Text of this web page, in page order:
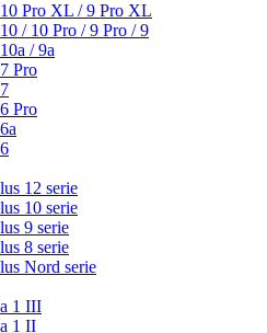
Pro XL / 9 Pro XL
/ 10 Pro / 9 Pro / 9
/ 9a
Pro
Pro
12 serie
10 serie
9 serie
8 serie
Nord serie
1 III
1 II